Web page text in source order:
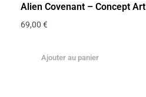
Alien Covenant – Concept Art
69,00 €
Ajouter au panier